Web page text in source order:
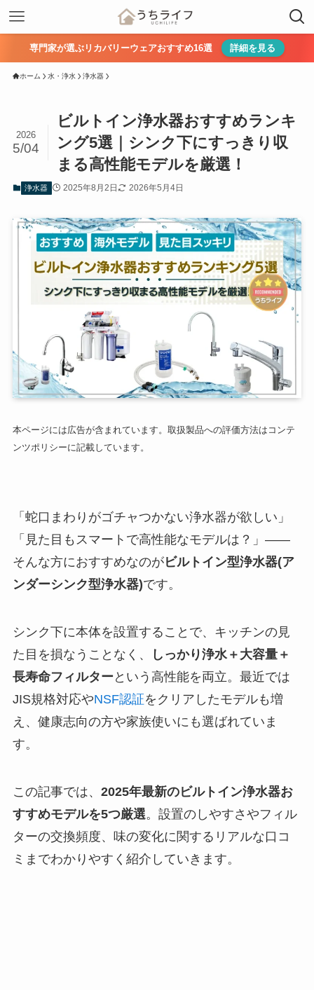
専門家が選ぶリカバリーウェアおすすめ16選 詳細を見る
ホーム 水・浄水 浄水器
ビルトイン浄水器おすすめランキ
ング5選｜シンク下にすっきり収
まる高性能モデルを厳選！
2026
5/04
浄水器 2025年8月2日 2026年5月4日
本ページには広告が含まれています。取扱製品への評価方法はコンテ
ンツポリシーに記載しています。
「蛇口まわりがゴチャつかない浄水器が欲しい」
「見た目もスマートで高性能なモデルは？」——
そんな方におすすめなのがビルトイン型浄水器(ア
ンダーシンク型浄水器)です。
シンク下に本体を設置することで、キッチンの見
た目を損なうことなく、
しっかり浄水＋大容量＋
長寿命フィルター という高性能を両立。最近では
JIS規格対応やNSF認証をクリアしたモデルも増
え、健康志向の方や家族使いにも選ばれていま
す。
この記事では、 2025年最新のビルトイン浄水器お
すすめモデルを5つ厳選。設置のしやすさやフィル
ターの交換頻度、味の変化に関するリアルな口コ
ミまでわかりやすく紹介していきます。